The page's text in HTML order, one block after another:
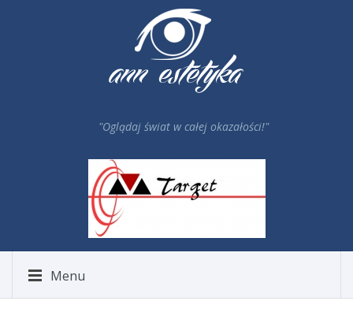
"Oglądaj świat w całej okazałości!"
Menu